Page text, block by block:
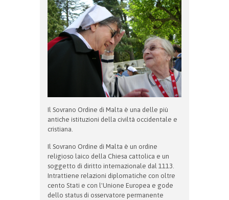
Il Sovrano Ordine di Malta è una delle più
antiche istituzioni della civiltà occidentale e
cristiana.
Il Sovrano Ordine di Malta è un ordine
religioso laico della Chiesa cattolica e un
soggetto di diritto internazionale dal 1113.
Intrattiene relazioni diplomatiche con oltre
cento Stati e con l'Unione Europea e gode
dello status di osservatore permanente